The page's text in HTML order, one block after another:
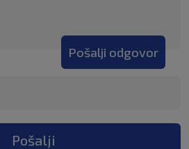
Pošalji odgovor
Pošalji